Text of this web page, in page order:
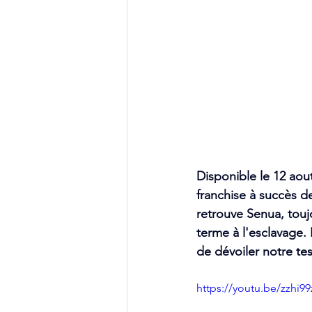
Disponible le 12
franchise à succès
retrouve Senua,
terme à
de dévoiler notre
https://youtu.be/